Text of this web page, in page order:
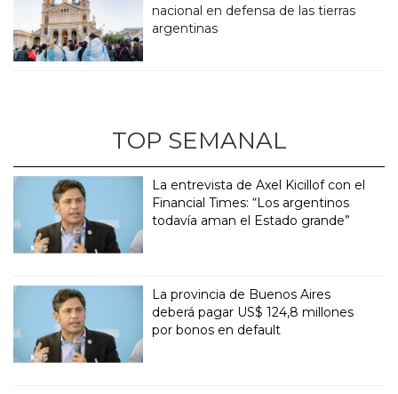
nacional en defensa de las tierras
argentinas
TOP SEMANAL
La entrevista de Axel Kicillof con el
Financial Times: “Los argentinos
todavía aman el Estado grande”
La provincia de Buenos Aires
deberá pagar US$ 124,8 millones
por bonos en default